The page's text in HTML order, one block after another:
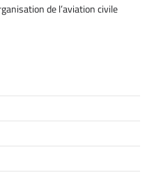
de l’aviation civile